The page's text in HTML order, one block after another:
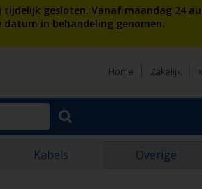
gesloten. Vanaf maandag 24
in behandeling genomen.
Home Zakelijk
Kabels Overige